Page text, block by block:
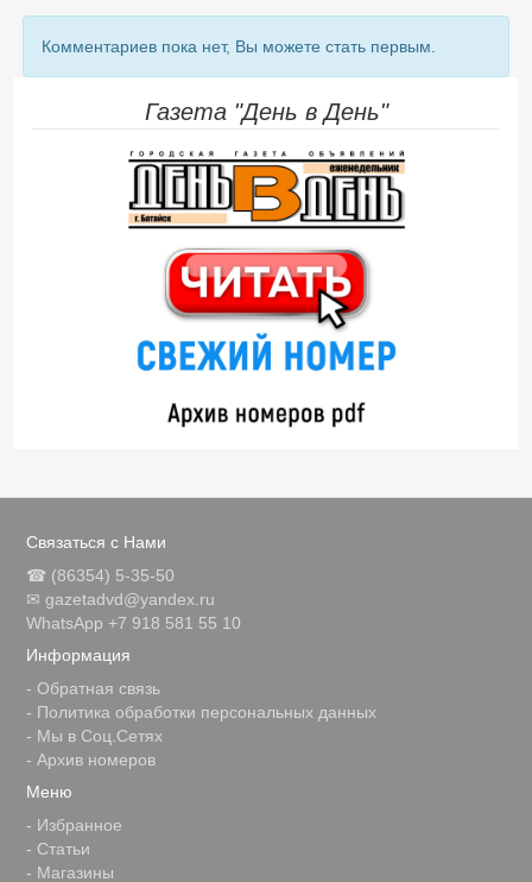
Комментариев пока нет, Вы можете стать первым.
Газета "День в День"
Связаться с Нами
☎ (86354) 5-35-50
✉ gazetadvd@yandex.ru
WhatsApp +7 918 581 55 10
Информация
- Обратная связь
- Политика обработки персональных данных
- Мы в Соц.Сетях
- Архив номеров
Меню
- Избранное
- Статьи
- Магазины